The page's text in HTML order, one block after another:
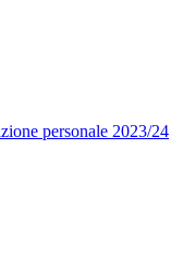
personale 2023/24